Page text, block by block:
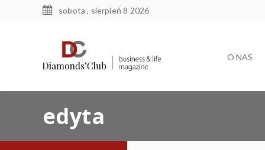
sobota , sierpień 8 2026
O NAS
edyta